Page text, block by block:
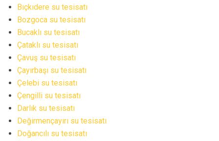
Bıçkıdere su tesisatı
Bozgoca su tesisatı
Bucaklı su tesisatı
Çataklı su tesisatı
Çavuş su tesisatı
Çayırbaşı su tesisatı
Çelebi su tesisatı
Çengilli su tesisatı
Darlık su tesisatı
Değirmençayırı su tesisatı
Doğancılı su tesisatı